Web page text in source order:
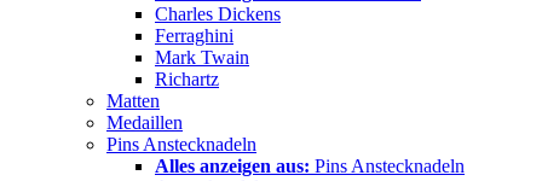
Charles Dickens
Ferraghini
Mark Twain
Richartz
Matten
Medaillen
Pins Anstecknadeln
Alles anzeigen aus: Pins Anstecknadeln